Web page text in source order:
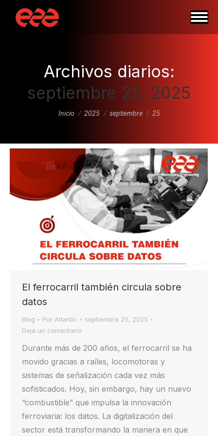
Archivos diarios:
septiembre 25, 2025
Estás aquí:
Inicio 2025 septiembre 25
El ferrocarril también circula sobre
datos
Blog Por Atlantic
septiembre 25, 2025
Deja un comentario
Durante más de 200 años, el ferrocarril se ha
movido gracias a raíles, locomotoras y
sistemas de señalización cada vez más
sofisticados. Hoy, sin embargo, hay un nuevo
“combustible” que impulsa la innovación
ferroviaria: los datos. La digitalización del
sector está transformando la manera en que